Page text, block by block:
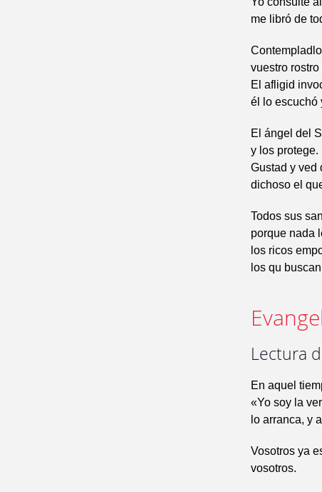
me libró de
vuestro
El afligid
él lo escuchó
El ángel del
y los protege.
Gustad y ved
dichoso el
Todos sus
porque nada
los ricos
los qu
Lectura
En aquel
«Yo soy la
lo arranca, y
Vosotros ya
vosotros.